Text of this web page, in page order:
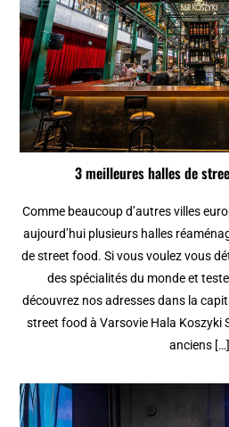
3 meilleures halles de
Comme beaucoup d’autres villes
aujourd’hui plusieurs halles
de street food. Si vous voulez vous
des spécialités du monde et
découvrez nos adresses dans la
street food à Varsovie Hala Koszyki
anciens […]